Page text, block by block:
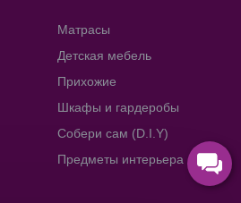
Матрасы
Детская мебель
Прихожие
Шкафы и гардеробы
Собери сам (D.I.Y)
Предметы интерьера